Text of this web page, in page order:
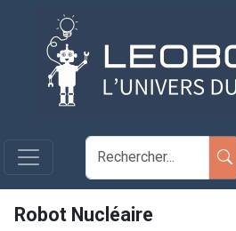
Aller au contenu principal
Robot Nucléaire
Panneau de gestion des cookies